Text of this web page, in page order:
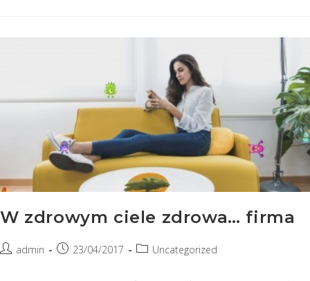
W zdrowym ciele zdrowa… firma
Postadmin
Post23/04/2017
PostUncategorized